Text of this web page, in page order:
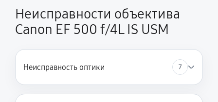
Неисправности объектива
Canon EF 500 f/4L IS USM
Неисправность оптики 7